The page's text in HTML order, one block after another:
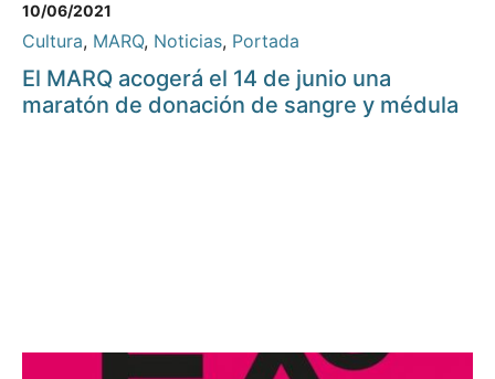
10/06/2021
Cultura, MARQ, Noticias, Portada
El MARQ acogerá el 14 de junio una
maratón de donación de sangre y médula